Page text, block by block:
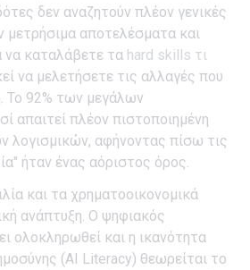
δεν αναζητούν πλέον γενικές
μετρήσιμα αποτελέσματα και
να καταλάβετε τα hard skills τι
να μελετήσετε τις αλλαγές που
Το 92% των μεγάλων
απαιτεί πλέον πιστοποιημένη
λογισμικών, αφήνοντας πίσω τις
ήταν ένας αόριστος όρος.
και τα χρηματοοικονομικά
ανάπτυξη. Ο ψηφιακός
ολοκληρωθεί και η ικανότητα
(AI Literacy) θεωρείται το